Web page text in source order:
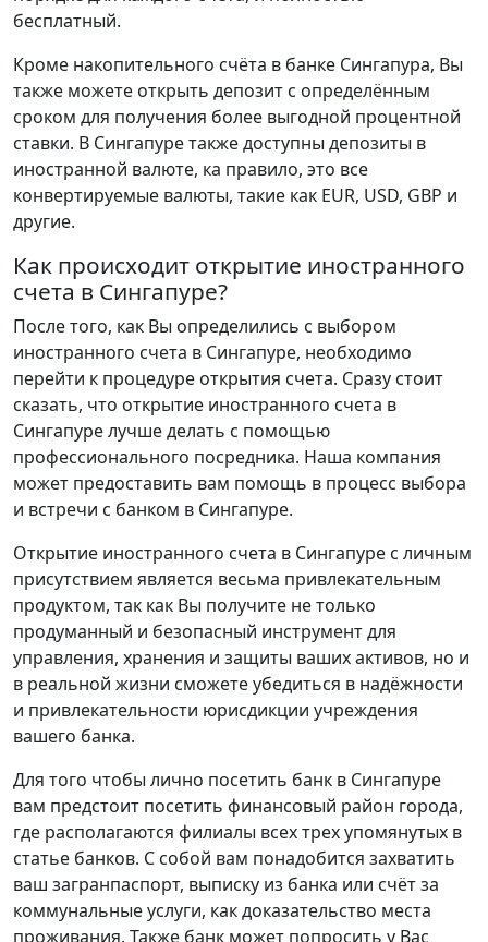
бесплатный.
Кроме накопительного счёта в банке Сингапура, Вы
также можете открыть депозит с определённым
сроком для получения более выгодной процентной
ставки. В Сингапуре также доступны депозиты в
иностранной валюте, ка правило, это все
конвертируемые валюты, такие как EUR, USD, GBP и
другие.
Как происходит открытие иностранного
счета в Сингапуре?
После того, как Вы определились с выбором
иностранного счета в Сингапуре, необходимо
перейти к процедуре открытия счета. Сразу стоит
сказать, что открытие иностранного счета в
Сингапуре лучше делать с помощью
профессионального посредника. Наша компания
может предоставить вам помощь в процесс выбора
и встречи с банком в Сингапуре.
Открытие иностранного счета в Сингапуре с личным
присутствием является весьма привлекательным
продуктом, так как Вы получите не только
продуманный и безопасный инструмент для
управления, хранения и защиты ваших активов, но и
в реальной жизни сможете убедиться в надёжности
и привлекательности юрисдикции учреждения
вашего банка.
Для того чтобы лично посетить банк в Сингапуре
вам предстоит посетить финансовый район города,
где располагаются филиалы всех трех упомянутых в
статье банков. С собой вам понадобится захватить
ваш загранпаспорт, выписку из банка или счёт за
коммунальные услуги, как доказательство места
проживания. Также банк может попросить у Вас